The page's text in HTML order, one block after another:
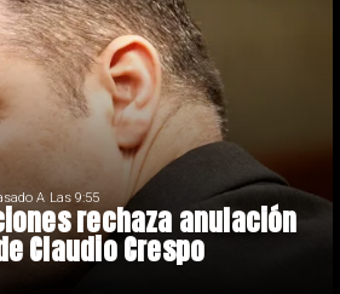
rechaza anulación
Claudio Crespo
A Las 9:55